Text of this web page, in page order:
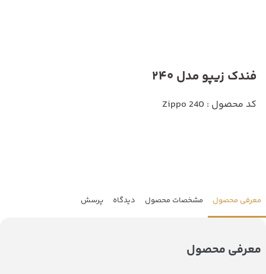
فندک زیپو مدل 240
کد محصول : Zippo 240
معرفی محصول مشخصات محصول دیدگاه پرسش
معرفی محصول